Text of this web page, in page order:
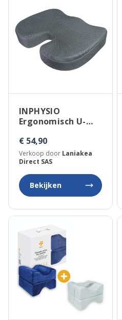
INPHYSIO
Ergonomisch U-
zitkussen
€ 54,90
Verkoop door Laniakea
Direct SAS
Bekijken